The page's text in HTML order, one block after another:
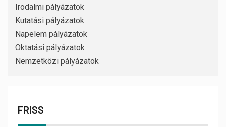
Irodalmi pályázatok
Kutatási pályázatok
Napelem pályázatok
Oktatási pályázatok
Nemzetközi pályázatok
FRISS